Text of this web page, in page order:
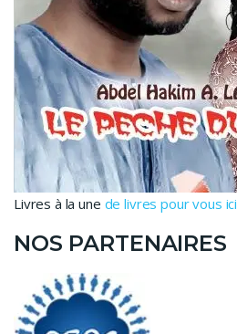
Livres à la une de livres pour vous ici
NOS PARTENAIRES